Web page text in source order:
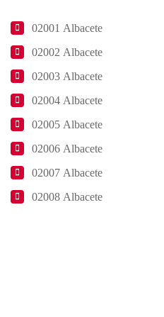
02001 Albacete
02002 Albacete
02003 Albacete
02004 Albacete
02005 Albacete
02006 Albacete
02007 Albacete
02008 Albacete